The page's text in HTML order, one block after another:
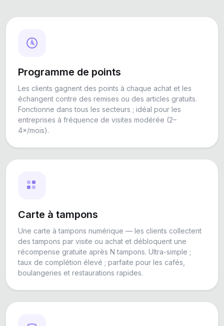
Programme de points
Les clients gagnent des points à chaque achat et les
échangent contre des remises ou des articles gratuits.
Fonctionne dans tous les secteurs ; idéal pour les
entreprises à fréquence de visites modérée (2–
4×/mois).
Carte à tampons
Une carte à tampons numérique — les clients collectent
des tampons par visite ou achat et débloquent une
récompense gratuite après N tampons. Ultra-simple ;
taux de complétion élevé ; parfaite pour les cafés,
boulangeries et restaurations rapides.